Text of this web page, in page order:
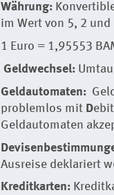
Währung:
im Wert von 5, 2
1 Euro = 1,95553
Geldwechsel:
Geldautomaten:
problemlos mit D
Geldautomaten
Ausreise deklariert
Kreditkarten: